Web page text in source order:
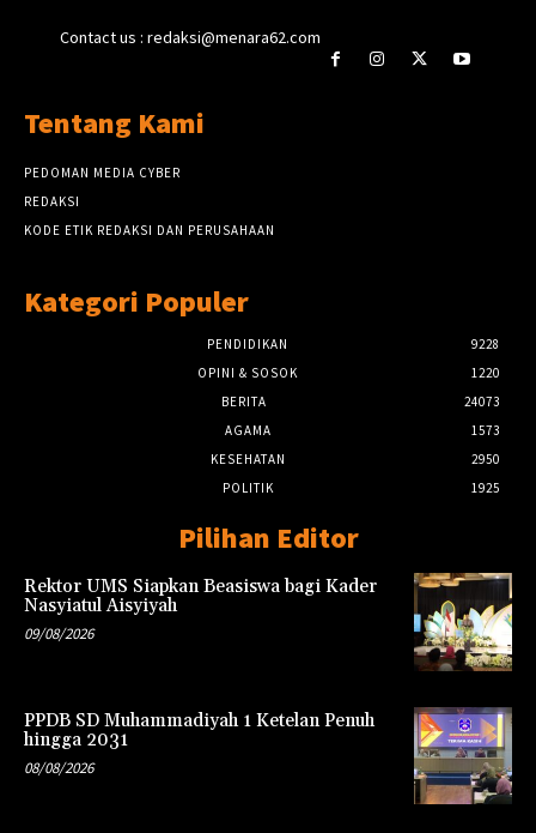
Contact us : redaksi@menara62.com
Tentang Kami
PEDOMAN MEDIA CYBER
REDAKSI
KODE ETIK REDAKSI DAN PERUSAHAAN
Kategori Populer
PENDIDIKAN
9228
OPINI & SOSOK
1220
BERITA
24073
AGAMA
1573
KESEHATAN
2950
POLITIK
1925
Pilihan Editor
Rektor UMS Siapkan Beasiswa bagi Kader
Nasyiatul Aisyiyah
09/08/2026
PPDB SD Muhammadiyah 1 Ketelan Penuh
hingga 2031
08/08/2026